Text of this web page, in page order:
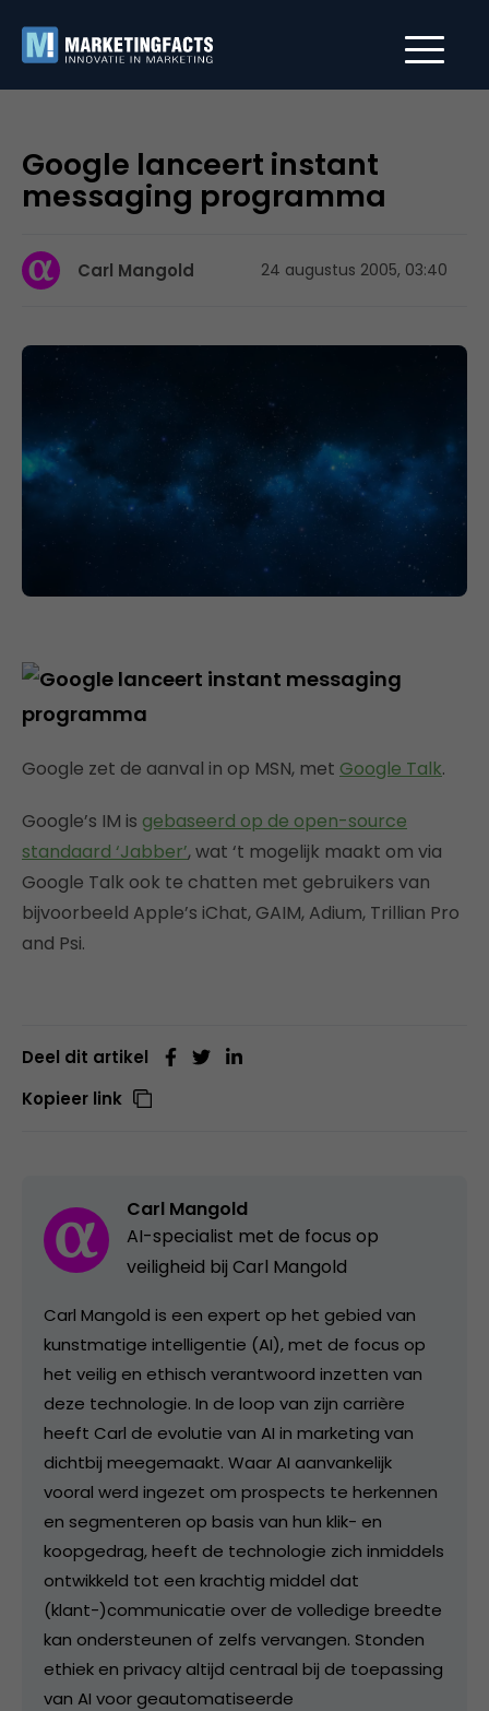
Google lanceert instant
messaging programma
Carl Mangold 24 augustus 2005, 03:40
Google zet de aanval in op MSN, met Google Talk.
Google’s IM is gebaseerd op de open-source
standaard ‘Jabber’, wat ‘t mogelijk maakt om via
Google Talk ook te chatten met gebruikers van
bijvoorbeeld Apple’s iChat, GAIM, Adium, Trillian Pro
and Psi.
Deel dit artikel
Kopieer link
Carl Mangold
AI-specialist met de focus op
veiligheid bij Carl Mangold
Carl Mangold is een expert op het gebied van
kunstmatige intelligentie (AI), met de focus op
het veilig en ethisch verantwoord inzetten van
deze technologie. In de loop van zijn carrière
heeft Carl de evolutie van AI in marketing van
dichtbij meegemaakt. Waar AI aanvankelijk
vooral werd ingezet om prospects te herkennen
en segmenteren op basis van hun klik- en
koopgedrag, heeft de technologie zich inmiddels
ontwikkeld tot een krachtig middel dat
(klant-)communicatie over de volledige breedte
kan ondersteunen of zelfs vervangen. Stonden
ethiek en privacy altijd centraal bij de toepassing
van AI voor geautomatiseerde